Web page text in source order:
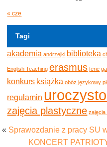
« cze
Tagi
akademia andrzejki biblioteka
English Teaching erasmus ferie
konkurs książka obóz językowy
regulamin
zajęcia plastyczne zajęcia
« Sprawozdanie z pracy SU
KONCERT